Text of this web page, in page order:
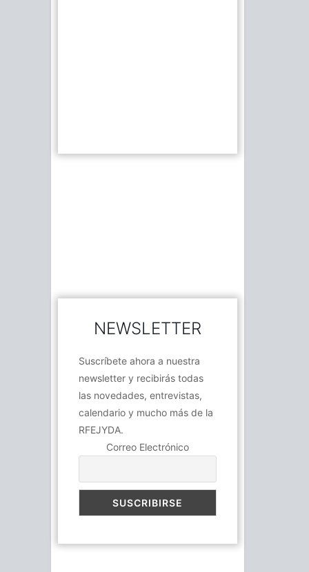
NEWSLETTER
Suscríbete ahora a nuestra
newsletter y recibirás todas
las novedades, entrevistas,
calendario y mucho más de la
RFEJYDA.
Correo Electrónico